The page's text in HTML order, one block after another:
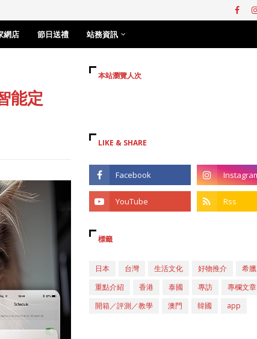
網店 節日送禮 站務資訊
能定
本站瀏覽人次
LIKE & SHARE
標籤
日本 台灣 生活文化 好物推介
希臘
重點介紹
香港 泰國 專訪
專欄文章
開箱／評測／教學
澳門 韓國 app